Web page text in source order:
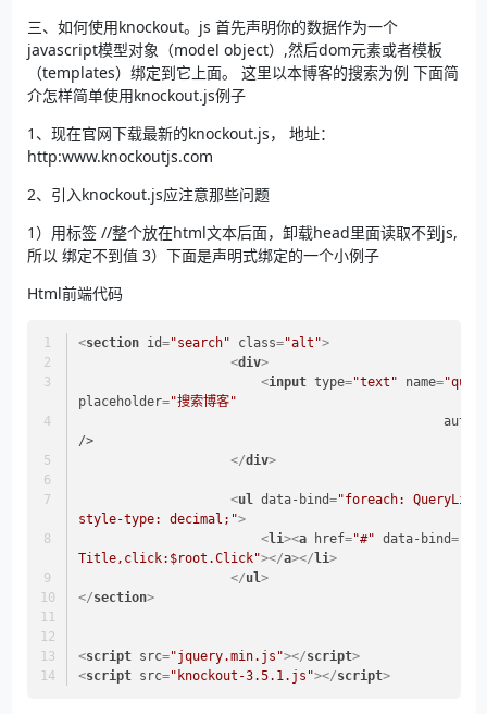
三、如何使用knockout。js 首先声明你的数据作为一个
javascript模型对象（model object）,然后dom元素或者模板
（templates）绑定到它上面。 这里以本博客的搜索为例 下面简
介怎样简单使用knockout.js例子
1、现在官网下载最新的knockout.js， 地址：
http:www.knockoutjs.com
2、引入knockout.js应注意那些问题
1）用标签//整个放在html文本后面，卸载head里面读取不到js,
所以 绑定不到值 3）下面是声明式绑定的一个小例子
Html前端代码
<section id="search" class="alt">
<div>
<input type="text" name=
placeholder="搜索博客"
/>
</div>
<ul data-bind="foreach:
style-type: decimal;">
<li><a href="#" data-bind=
Title,click:$root.Click"></a></ li>
</ul>
</section>
<script src="jquery.min.js"></script>
<script src="knockout-3.5.1.js"></script>